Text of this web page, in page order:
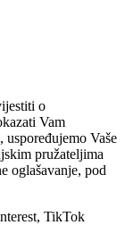
o
Vam
Vaše
pružateljima
oglašavanje, pod
TikTok